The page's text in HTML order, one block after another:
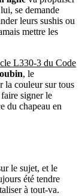
se demande
leurs sushis ou
mettre les
L330-3 du Code
, le
la couleur sur tous
signer le
du chapeau en
le sujet, et le
été tendre
à tout-va.